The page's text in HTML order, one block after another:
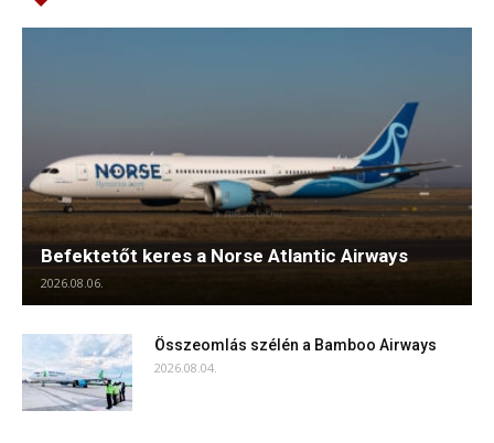
Befektetőt keres a Norse Atlantic Airways
2026.08.06.
Összeomlás szélén a Bamboo Airways
2026.08.04.